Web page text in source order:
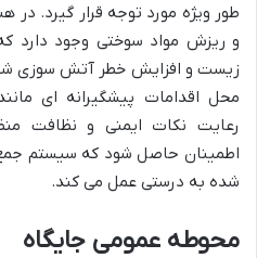
طور ویژه مورد توجه قرار گیرد.
و ریزش مواد سوختی وجود دارد
زیست و افزایش خطر آتش سوزی
محل اقدامات پیشگیرانه ای
رعایت نکات ایمنی و نظافت
اطمینان حاصل شود که سیستم
شده به درستی عمل می کند.
محوطه عمومی جایگاه